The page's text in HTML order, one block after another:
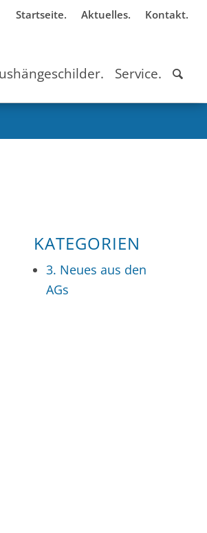
Startseite. Aktuelles. Kontakt.
Service.
KATEGORIEN
3. Neues aus den
AGs